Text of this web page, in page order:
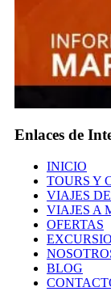
Enlaces de
INICIO
TOURS Y
VIAJES
VIAJES A
OFERTAS
BLOG